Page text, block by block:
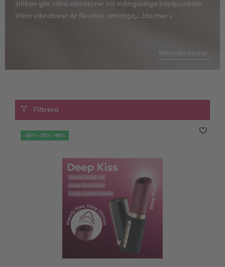
silikon gör våra vibratorer till mångsidiga höjdpunkter.
Våra vibratorer är flexibla, smidiga,...
läs mer »
Minivibratorer
Filtrera
-20% -30% -40%